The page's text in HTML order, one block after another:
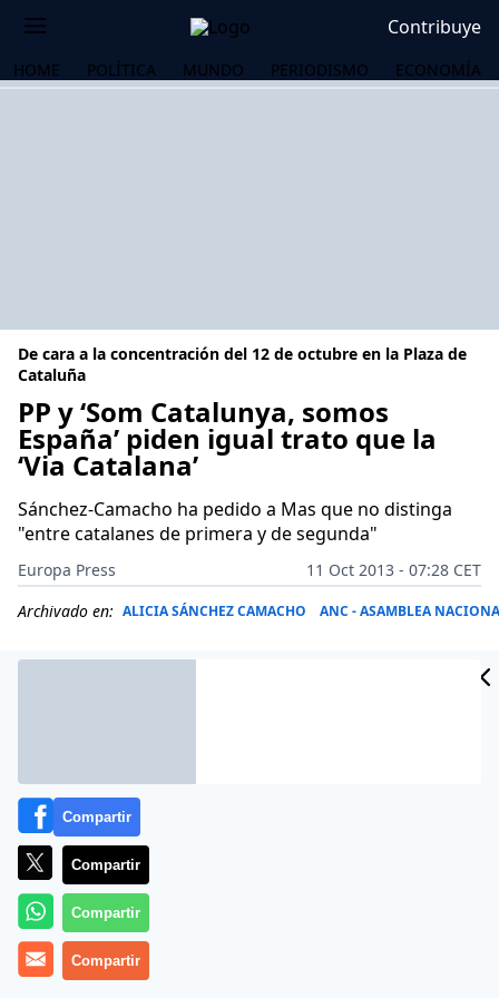
Contribuye
HOME POLÍTICA MUNDO PERIODISMO ECONOMÍA
De cara a la concentración del 12 de octubre en la Plaza de
Cataluña
PP y ‘Som Catalunya, somos
España’ piden igual trato que la
‘Via Catalana’
Sánchez-Camacho ha pedido a Mas que no distinga
"entre catalanes de primera y de segunda"
Europa Press
11 Oct 2013 - 07:28 CET
Archivado en: ALICIA SÁNCHEZ CAMACHO ANC - ASAMBLEA
La líder del PP catalán, Alicia Sánchez-Camacho, y el
Compartir
Compartir
Compartir
Compartir